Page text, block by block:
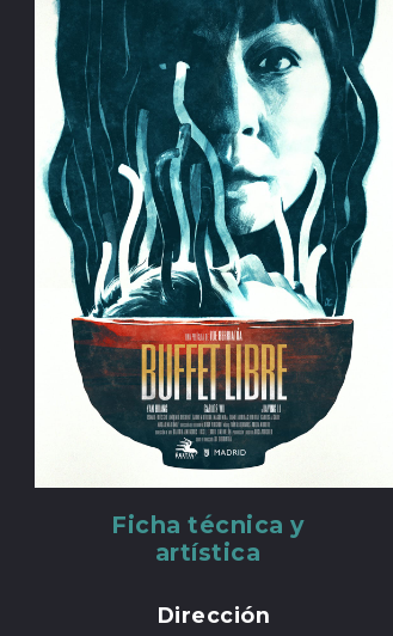
Ficha técnica y
artística
Dirección